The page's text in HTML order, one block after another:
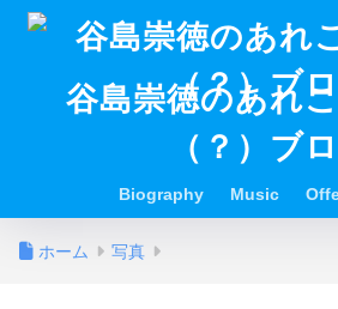
谷島崇徳のあれ
（？）ブ
Biography Music
ホーム 写真